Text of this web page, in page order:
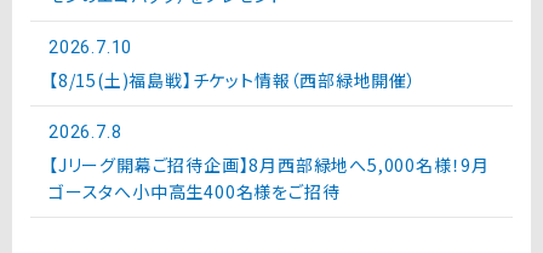
2026.7.10
【8/15(土)福島戦】チケット情報（西部緑地開催）
2026.7.8
【Jリーグ開幕ご招待企画】8月西部緑地へ5,000名様！9月
ゴースタへ小中高生400名様をご招待